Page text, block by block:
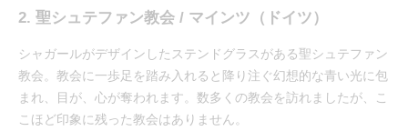
2. 聖シュテファン教会 / マインツ（ドイツ）
シャガールがデザインしたステンドグラスがある聖シュテファン
教会。教会に一歩足を踏み入れると降り注ぐ幻想的な青い光に包
まれ、目が、心が奪われます。数多くの教会を訪れましたが、こ
こほど印象に残った教会はありません。